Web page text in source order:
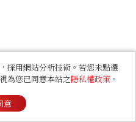
採用網站分析技術。若您未點選
為您已同意本站之隱私權政策 。
意